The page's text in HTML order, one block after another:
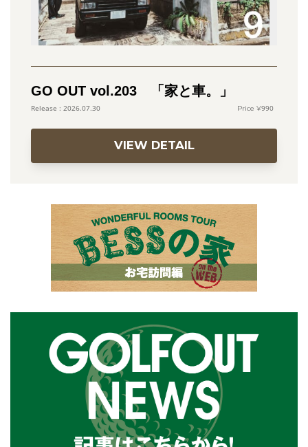
GO OUT vol.203 「家と車。」
2026.07.30 990
VIEW DETAIL